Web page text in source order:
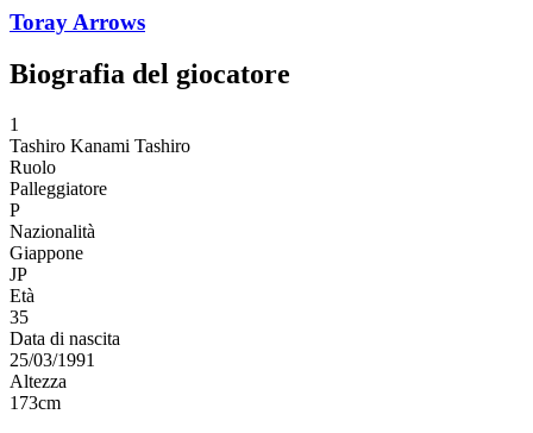
Toray Arrows
Biografia del giocatore
1
Tashiro Kanami Tashiro
Ruolo
Palleggiatore
P
Nazionalità
Giappone
JP
Età
35
Data di nascita
25/03/1991
Altezza
173cm